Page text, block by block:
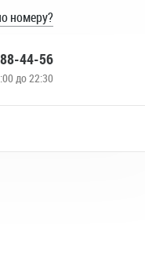
номеру?
44-56
до 22:30